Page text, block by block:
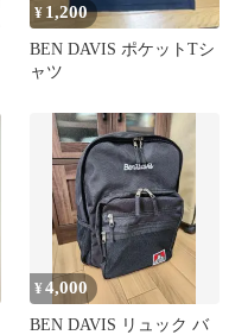
¥ 1,200
BEN DAVIS ポケットTシ
ャツ
¥4,000
BEN DAVIS リュック バ